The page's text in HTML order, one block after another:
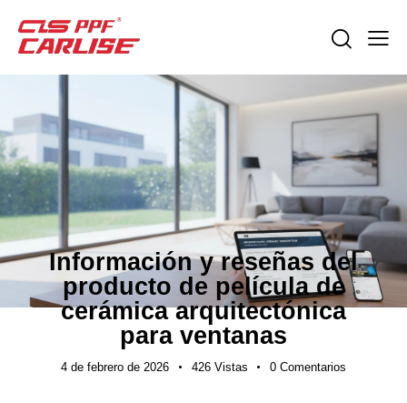
GUÍAS DE EXPORTACIÓN
Información y reseñas del
producto de película de
cerámica arquitectónica
para ventanas
4 de febrero de 2026 426 Vistas 0 Comentarios